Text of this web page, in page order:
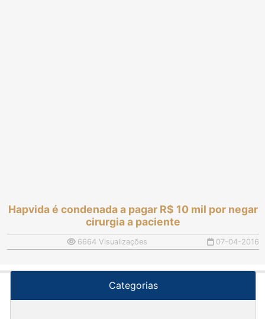
Hapvida é condenada a pagar R$ 10 mil por negar
cirurgia a paciente
6664 Visualizações 07-04-2016
Categorias